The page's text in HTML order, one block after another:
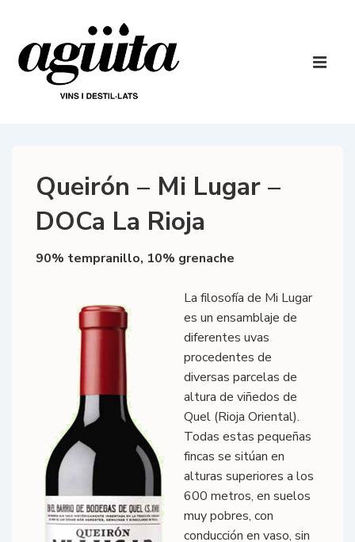
Main
Main
Queirón – Mi Lugar –
DOCa La Rioja
90% tempranillo, 10% grenache
La filosofía de Mi Lugar
es un ensamblaje de
diferentes uvas
procedentes de
diversas parcelas de
altura de viñedos de
Quel (Rioja Oriental).
Todas estas pequeñas
fincas se sitúan en
alturas superiores a los
600 metros, en suelos
muy pobres, con
conducción en vaso, sin